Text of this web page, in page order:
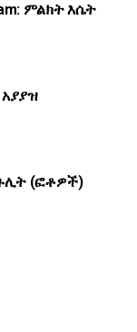
ምልክት እሴት
(ፎቶዎች)